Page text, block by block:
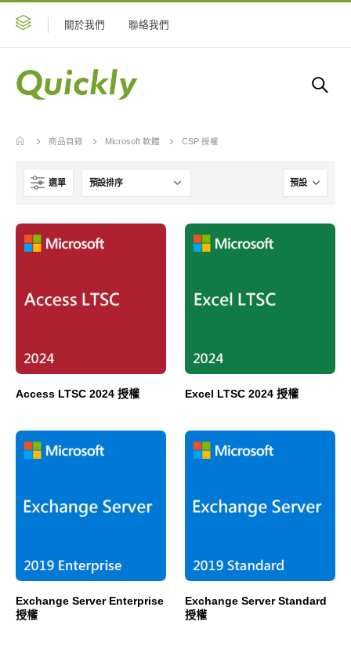
關於我們 聯絡我們
商品目錄 Microsoft 軟體 CSP 授權
選單
Access LTSC 2024 授權 Excel LTSC 2024 授權
Exchange Server Enterprise
授權
Exchange Server Standard
授權